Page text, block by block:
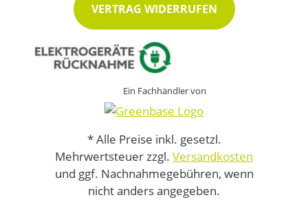
VERTRAG WIDERRUFEN
Ein Fachhändler von
* Alle Preise inkl. gesetzl.
Mehrwertsteuer zzgl. Versandkosten
und ggf. Nachnahmegebühren, wenn
nicht anders angegeben.